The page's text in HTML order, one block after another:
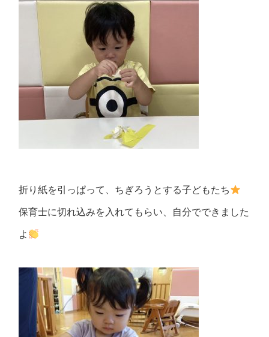
折り紙を引っぱって、ちぎろうとする子どもたち
保育士に切れ込みを入れてもらい、自分でできました
よ